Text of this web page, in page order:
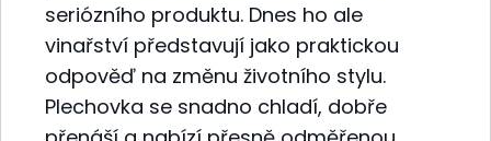
seriózního produktu. Dnes ho ale
vinařství představují jako praktickou
odpověď na změnu životního stylu.
Plechovka se snadno chladí, dobře